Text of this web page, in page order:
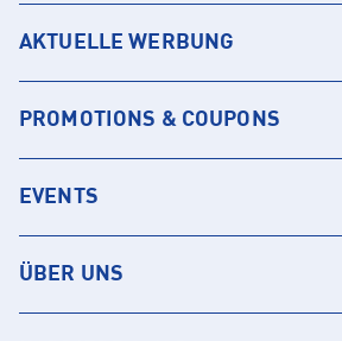
AKTUELLE WERBUNG
PROMOTIONS & COUPONS
EVENTS
ÜBER UNS